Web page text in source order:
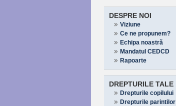
DESPRE NOI
Viziune
Ce ne propunem?
Echipa noastră
Mandatul CEDCD
Rapoarte
DREPTURILE TALE
Drepturile copilului
Drepturile parintilor